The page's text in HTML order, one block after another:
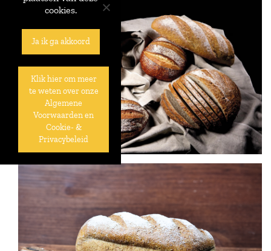
cookies.
Ja ik ga akkoord
Klik hier om meer
te weten over onze
Algemene
Voorwaarden en
Cookie- &
Privacybeleid